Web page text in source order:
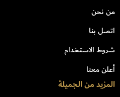
من نحن
اتصل بنا
شروط الاستخدام
أعلن معنا
المزيد من الجميلة